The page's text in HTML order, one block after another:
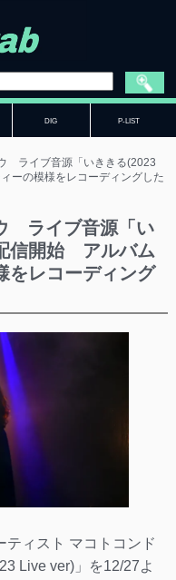
DIG P-LIST
ライブ音源「いききる(2023
ーの模様をレコーディングした
ライブ音源「い
信開始 アルバム
をレコーディング
ティスト マコトコンド
Live ver)」を12/27よ